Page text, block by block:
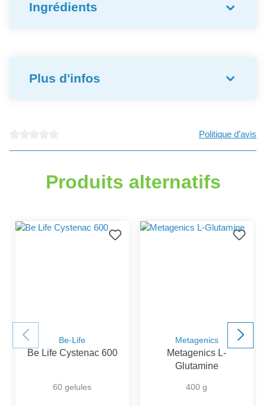
Ingrédients
Plus d'infos
Politique d’avis
Produits alternatifs
Be-Life
Be Life Cystenac 600
60 gelules
Metagenics
Metagenics L-
Glutamine
400 g